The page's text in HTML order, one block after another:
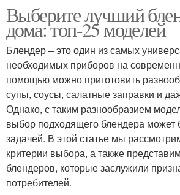
Выберите лучший
дома: топ-25 моделей
Блендер – это один из самых
необходимых приборов на
помощью можно приготовить
супы, соусы, салатные заправки и
Однако, с таким разнообразием
выбор подходящего блендера может
задачей. В этой статье мы
критерии выбора, а также
блендеров, которые заслужили
потребителей.